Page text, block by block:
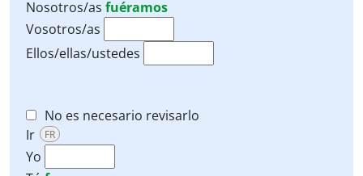
Nosotros/as fuéramos
Vosotros/as
Ellos/ellas/ustedes
No es necesario revisarlo
Ir
FR
Yo